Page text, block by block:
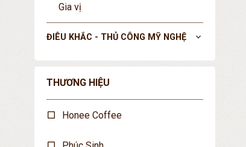
Gia vị
ĐIÊU KHẮC - THỦ CÔNG MỸ NGHỆ expand_more
THƯƠNG HIỆU
Honee Coffee